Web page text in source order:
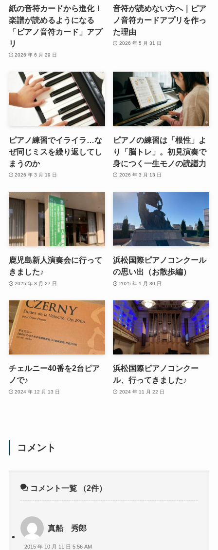
紙の音符カードから進化！
楽譜が読めるようになる
「ピアノ音符カード」アプ
リ
2026 年 6 月 29 日
音符が読めない方へ｜ピア
ノ音符カードアプリを作っ
た理由
2026 年 5 月 31 日
ピアノ練習でイライラ…な
ぜ同じミスを繰り返してし
まうのか
2026 年 3 月 19 日
ピアノの練習は「根性」よ
り「脳トレ」。初見演奏で
身につく一生モノの読譜力
2026 年 3 月 13 日
鹿児島新人演奏会に行って
きました♪
2025 年 3 月 27 日
浜松国際ピアノコンクール
の思い出（お散歩編）
2025 年 1 月 30 日
チェルニー40番を2台ピア
ノで♪
2024 年 12 月 13 日
浜松国際ピアノコンクー
ル、行ってきました♪
2024 年 11 月 22 日
コメント
コメント一覧 （2件）
真船 秀郎
2015 年 10 月 11 日 5:56 AM